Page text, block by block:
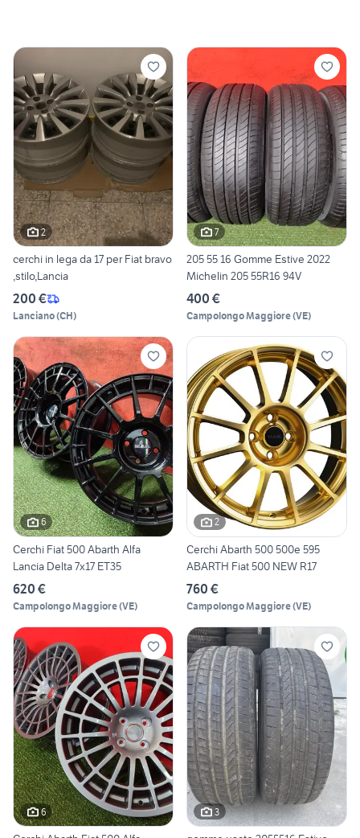
2
cerchi in lega da 17 per Fiat bravo
,stilo,Lancia
200 €
Lanciano(CH)
7
205 55 16 Gomme Estive 2022
Michelin 205 55R16 94V
400 €
Campolongo Maggiore(VE)
6
Cerchi Fiat 500 Abarth Alfa
Lancia Delta 7x17 ET35
620 €
Campolongo Maggiore(VE)
2
Cerchi Abarth 500 500e 595
ABARTH Fiat 500 NEW R17
760 €
Campolongo Maggiore(VE)
6 3